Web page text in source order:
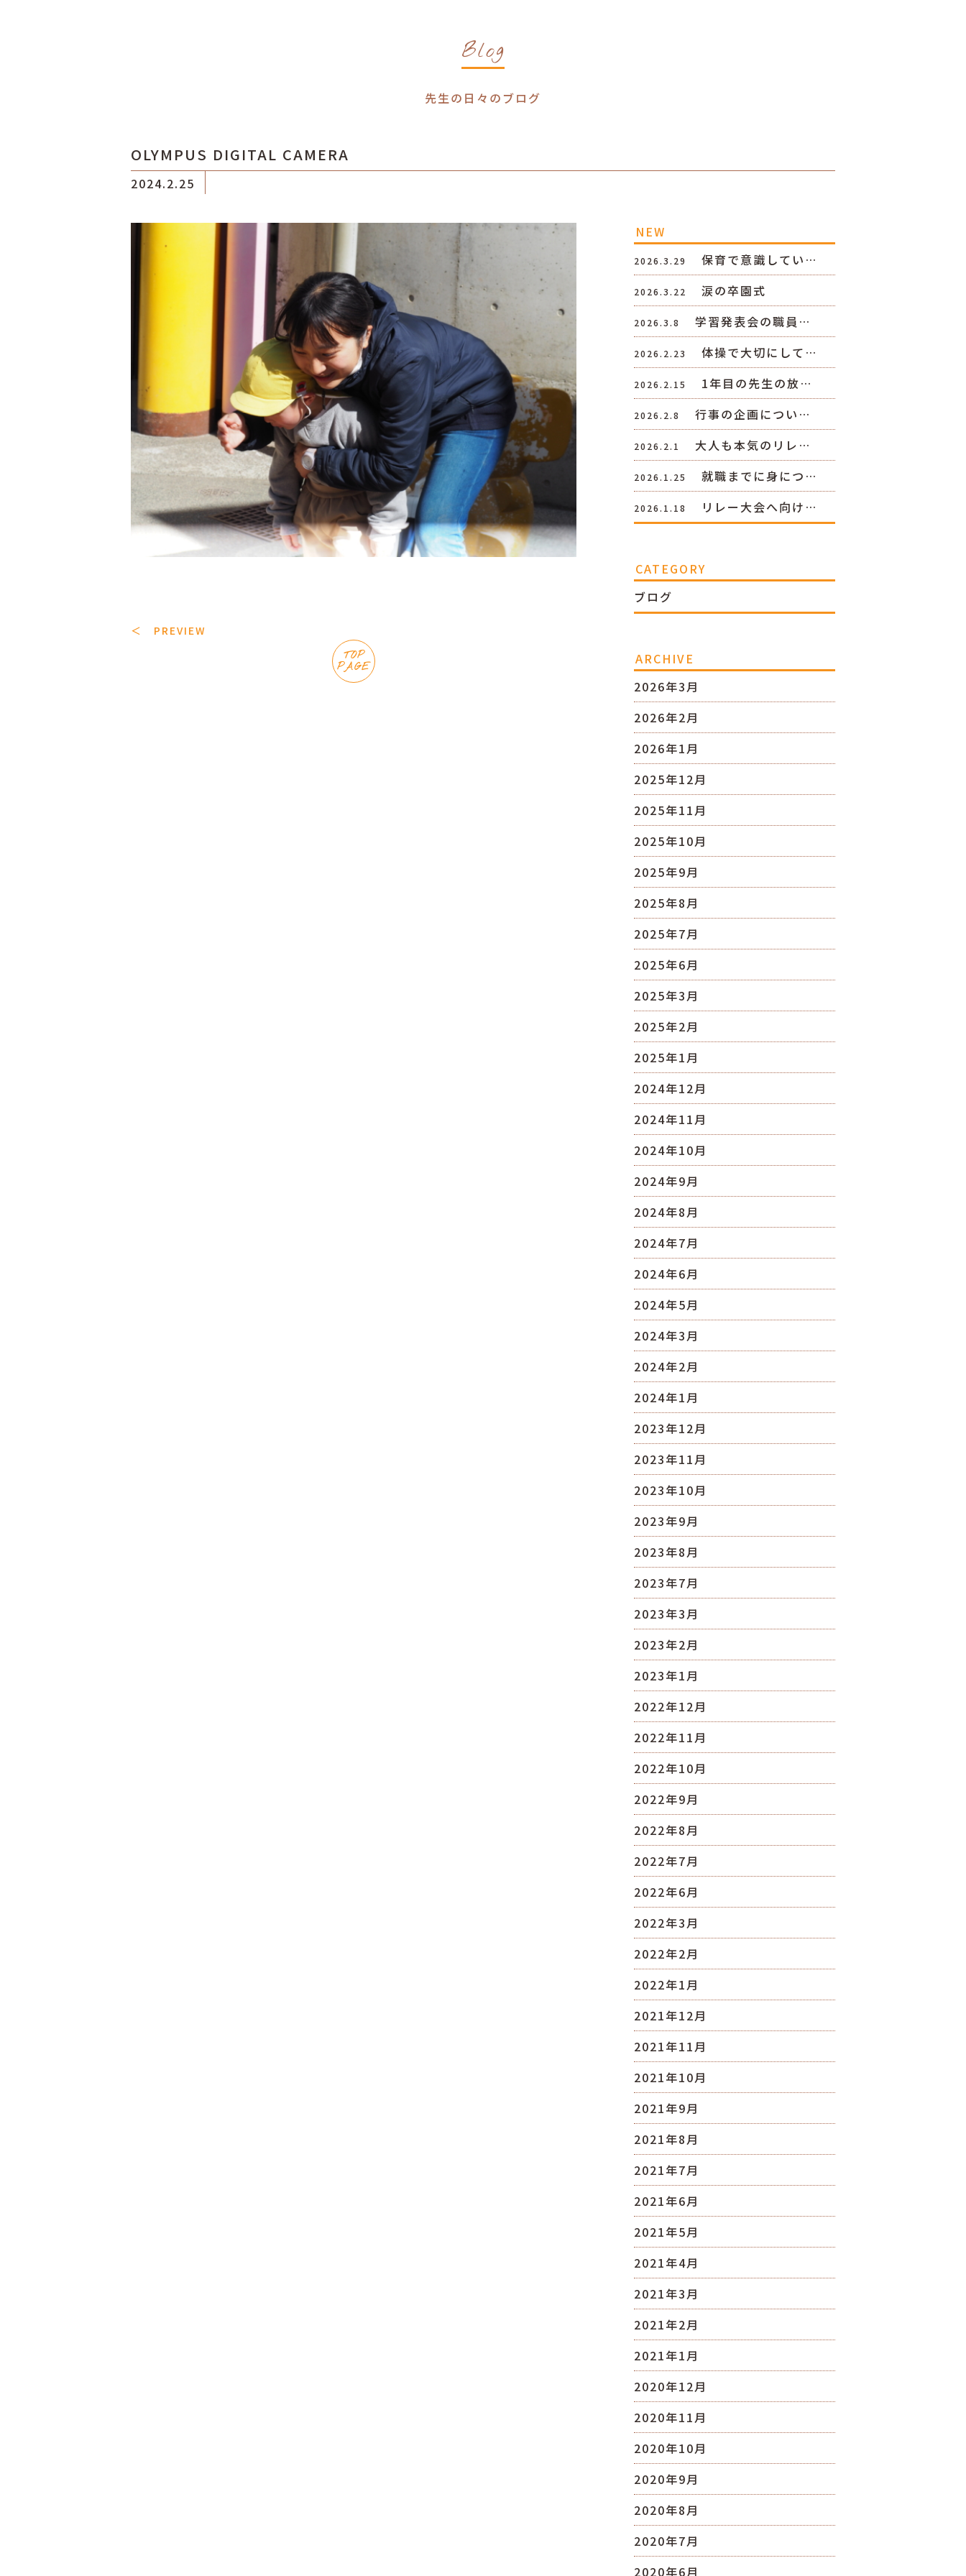
Blog
先生の日々のブログ
OLYMPUS DIGITAL CAMERA
2024.2.25
＜ PREVIEW
TOP
PAGE
NEW
2026.3.29 保育で意識してい…
2026.3.22 涙の卒園式
2026.3.8 学習発表会の職員…
2026.2.23 体操で大切にして…
2026.2.15 1年目の先生の放…
2026.2.8 行事の企画につい…
2026.2.1 大人も本気のリレ…
2026.1.25 就職までに身につ…
2026.1.18 リレー大会へ向け…
CATEGORY
ブログ
ARCHIVE
2026年3月
2026年2月
2026年1月
2025年12月
2025年11月
2025年10月
2025年9月
2025年8月
2025年7月
2025年6月
2025年3月
2025年2月
2025年1月
2024年12月
2024年11月
2024年10月
2024年9月
2024年8月
2024年7月
2024年6月
2024年5月
2024年3月
2024年2月
2024年1月
2023年12月
2023年11月
2023年10月
2023年9月
2023年8月
2023年7月
2023年3月
2023年2月
2023年1月
2022年12月
2022年11月
2022年10月
2022年9月
2022年8月
2022年7月
2022年6月
2022年3月
2022年2月
2022年1月
2021年12月
2021年11月
2021年10月
2021年9月
2021年8月
2021年7月
2021年6月
2021年5月
2021年4月
2021年3月
2021年2月
2021年1月
2020年12月
2020年11月
2020年10月
2020年9月
2020年8月
2020年7月
2020年6月